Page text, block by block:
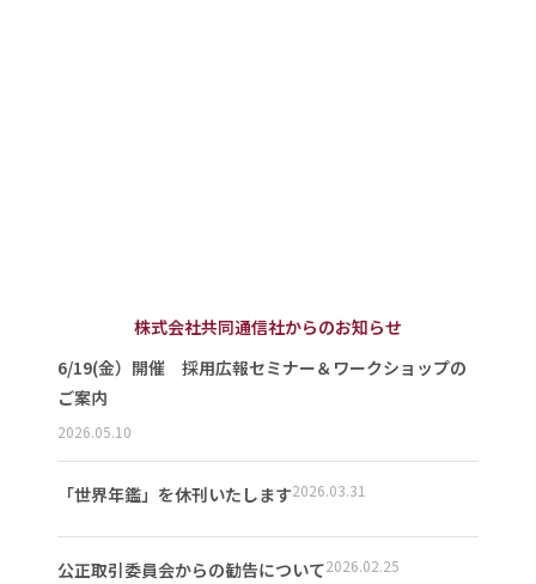
株式会社共同通信社からのお知らせ
6/19(金）開催 採用広報セミナー＆ワークショップの
ご案内
2026.05.10
「世界年鑑」を休刊いたします2026.03.31
公正取引委員会からの勧告について2026.02.25